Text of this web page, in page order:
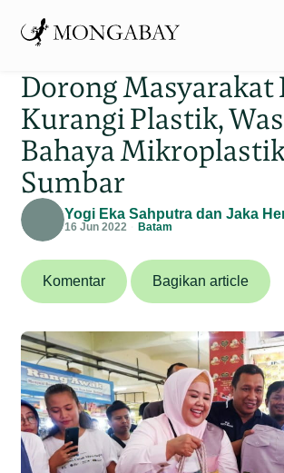
Dorong Masyarakat
Kurangi Plastik,
Bahaya
Sumbar
Yogi Eka Sahputra dan Jaka
16 Jun 2022 Batam
Komentar Bagikan article